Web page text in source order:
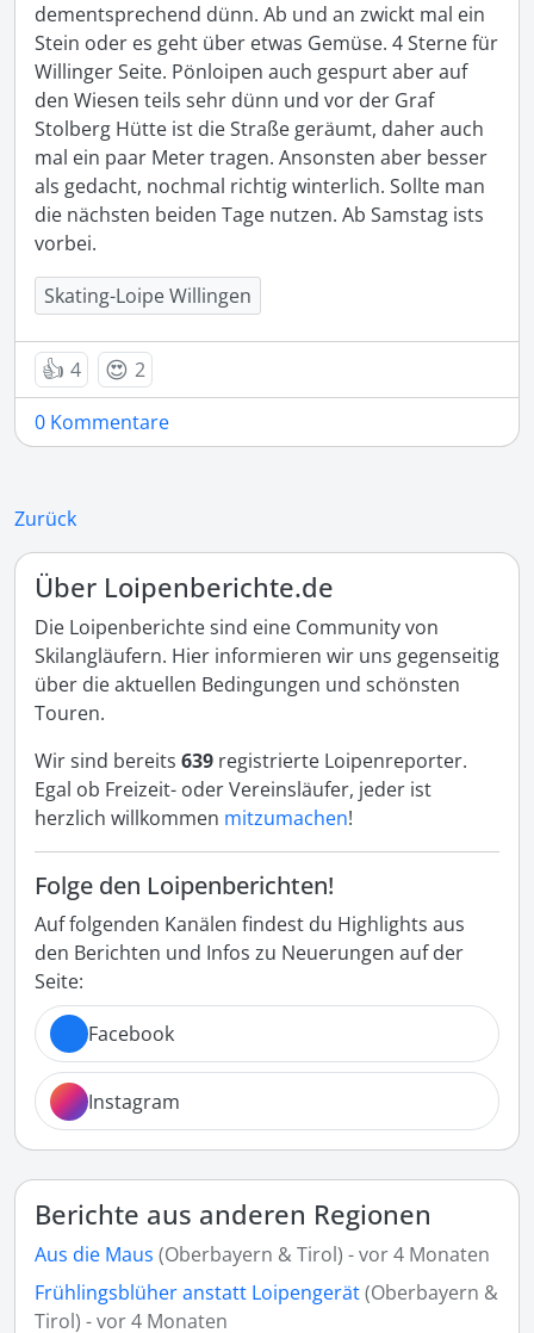
dementsprechend dünn. Ab und an zwickt mal ein
Stein oder es geht über etwas Gemüse. 4 Sterne für
Willinger Seite. Pönloipen auch gespurt aber auf
den Wiesen teils sehr dünn und vor der Graf
Stolberg Hütte ist die Straße geräumt, daher auch
mal ein paar Meter tragen. Ansonsten aber besser
als gedacht, nochmal richtig winterlich. Sollte man
die nächsten beiden Tage nutzen. Ab Samstag ists
vorbei.
Skating-Loipe Willingen
👍 4 😍 2
0 Kommentare
Zurück
Über Loipenberichte.de
Die Loipenberichte sind eine Community von
Skilangläufern. Hier informieren wir uns gegenseitig
über die aktuellen Bedingungen und schönsten
Touren.
Wir sind bereits 639 registrierte Loipenreporter.
Egal ob Freizeit- oder Vereinsläufer, jeder ist
herzlich willkommen mitzumachen!
Folge den Loipenberichten!
Auf folgenden Kanälen findest du Highlights aus
den Berichten und Infos zu Neuerungen auf der
Seite:
Facebook
Instagram
Berichte aus anderen Regionen
Aus die Maus (Oberbayern & Tirol) - vor 4 Monaten
Frühlingsblüher anstatt Loipengerät(Oberbayern &
Tirol) - vor 4 Monaten